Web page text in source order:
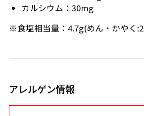
カルシウム：30mg
※食塩相当量：4.7g(めん・かやく
アレルゲン情報